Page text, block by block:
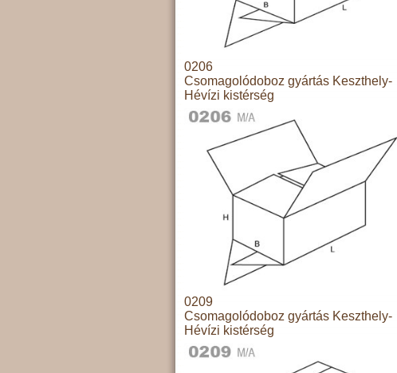
0206
Csomagolódoboz gyártás Keszthely-
Hévízi kistérség
0209
Csomagolódoboz gyártás Keszthely-
Hévízi kistérség